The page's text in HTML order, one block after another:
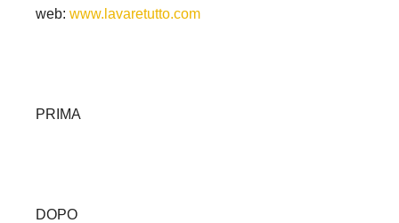
web: www.lavaretutto.com
PRIMA
DOPO